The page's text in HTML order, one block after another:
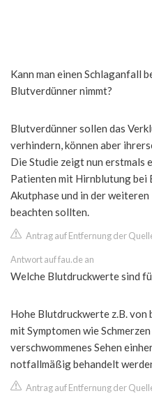
Kann man einen Schlaganfall
Blutverdünner nimmt?
Blutverdünner sollen das
verhindern, können aber
Die Studie zeigt nun erstmals
Patienten mit Hirnblutung bei
Akutphase und in der
beachten sollten.
Antrag auf Entfernung der
Antwort auf fau.de an
Welche Blutdruckwerte sind
Hohe Blutdruckwerte z.B.
mit Symptomen wie
verschwommenes Sehen
notfallmäßig behandelt
Antrag auf Entfernung der